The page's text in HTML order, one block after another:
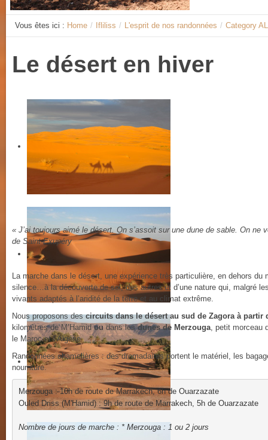
Vous êtes ici : Home / Ifliliss / L'esprit de nos randonnées / Category
Le désert en hiver
« J’ai toujours aimé le désert. On s’assoit sur une dune de sable. On
de Saint-Exupéry
La marche dans le désert, une expérience très particulière, en dehors du
silence…à la découverte de soi, des autres et d’une nature qui, malgré
vivants adaptés à l’aridité de la terre et au climat extrême.
Nous proposons descircuits dans le désert au sud de Zagora à partir
kilomètres de M’Hamidoudans lesdunes de Merzouga, petit morceau
le Maroc et l’Algérie.
Randonnées chamelières : des dromadaires portent le matériel, les
nourriture.
Merzouga : 10h de route de Marrakech, 6h de Ouarzazate
Ouled Driss (M'Hamid) : 9h de route de Marrakech, 5h de Ouarzazate
Nombre de jours de marche : * Merzouga : 1 ou 2 jours